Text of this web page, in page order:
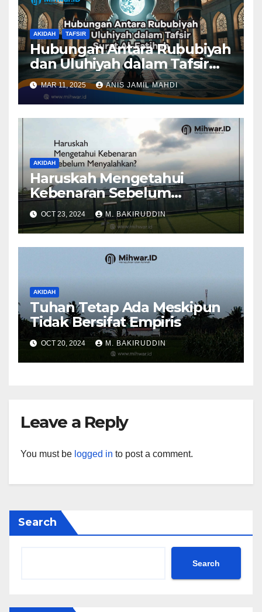
AKIDAH TAFSIR
Hubungan Antara Rububiyah
dan Uluhiyah dalam Tafsir
Surat Al-Fatihah
MAR 11, 2025 ANIS JAMIL MAHDI
AKIDAH
Haruskah Mengetahui
Kebenaran Sebelum
Menyalahkan?
OCT 23, 2024 M. BAKIRUDDIN
AKIDAH
Tuhan Tetap Ada Meskipun
Tidak Bersifat Empiris
OCT 20, 2024 M. BAKIRUDDIN
Leave a Reply
You must be logged in to post a comment.
Search
Search